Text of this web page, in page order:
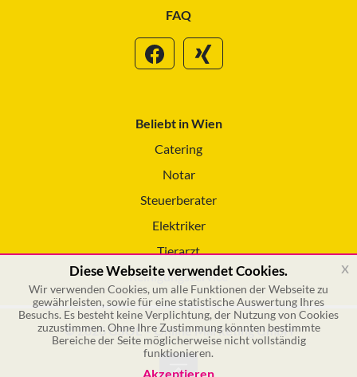
FAQ
Beliebt in Wien
Catering
Notar
Steuerberater
Elektriker
Tierarzt
Reinigungsservice
© 2026 GSOL – Online Marketing GmbH
Diese Webseite verwendet Cookies.
Wir verwenden Cookies, um alle Funktionen der Webseite zu
gewährleisten, sowie für eine statistische Auswertung Ihres
Besuchs. Es besteht keine Verplichtung, der Nutzung von Cookies
zuzustimmen. Ohne Ihre Zustimmung könnten bestimmte
Bereiche der Seite möglicherweise nicht vollständig
funktionieren.
Akzeptieren
x